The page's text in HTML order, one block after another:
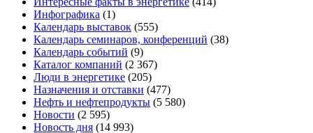
Инфографика (1)
Календарь выставок (555)
Календарь семинаров, конференций (38)
Календарь событий (9)
Каталог компаний (2 367)
Люди в энергетике (205)
Назначения и отставки (477)
Нефть и нефтепродукты (5 580)
Новости (2 595)
Новость дня (14 993)